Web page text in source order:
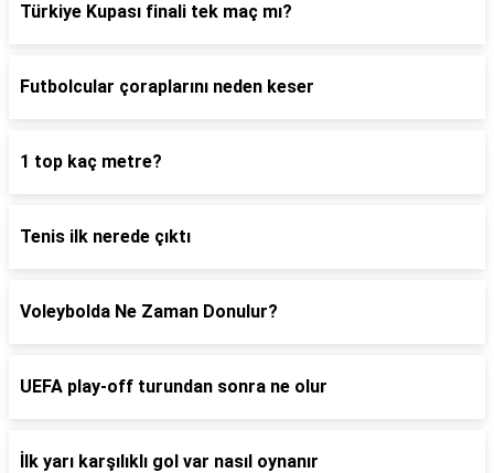
Türkiye Kupası finali tek maç mı?
Futbolcular çoraplarını neden keser
1 top kaç metre?
Tenis ilk nerede çıktı
Voleybolda Ne Zaman Donulur?
UEFA play-off turundan sonra ne olur
İlk yarı karşılıklı gol var nasıl oynanır